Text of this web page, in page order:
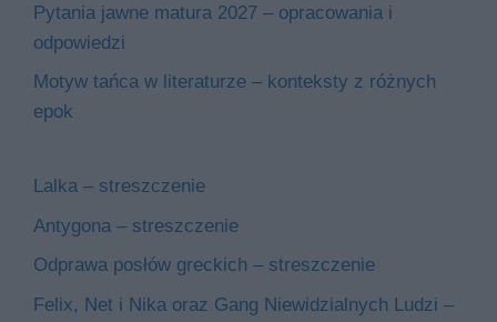
Pytania jawne matura 2027 – opracowania i
odpowiedzi
Motyw tańca w literaturze – konteksty z różnych
epok
Lalka – streszczenie
Antygona – streszczenie
Odprawa posłów greckich – streszczenie
Felix, Net i Nika oraz Gang Niewidzialnych Ludzi –